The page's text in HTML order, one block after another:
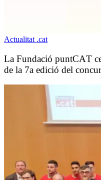
Actualitat .cat
La Fundació puntCAT
de la 7a edició del